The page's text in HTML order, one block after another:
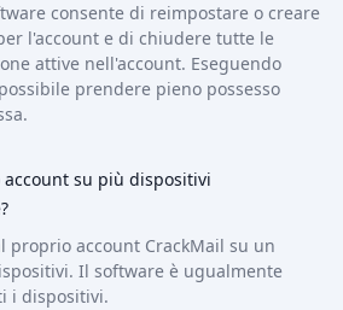
consente di reimpostare o creare
l'account e di chiudere tutte le
attive nell'account. Eseguendo
prendere pieno possesso
account su più dispositivi
proprio account CrackMail su un
Il software è ugualmente
i dispositivi.